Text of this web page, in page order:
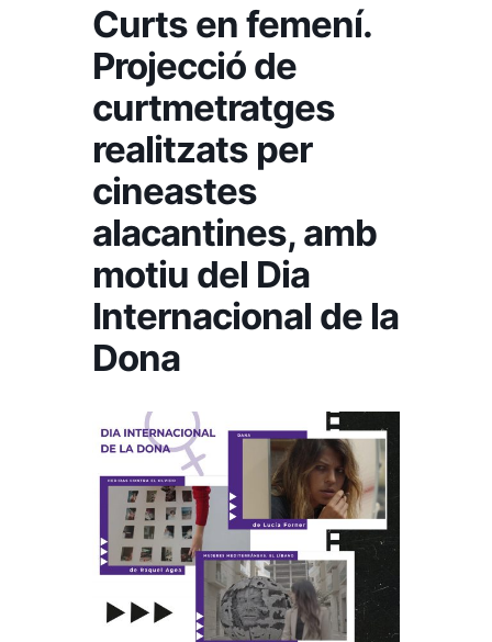
Curts en femení.
Projecció de
curtmetratges
realitzats per
cineastes
alacantines, amb
motiu del Dia
Internacional de la
Dona